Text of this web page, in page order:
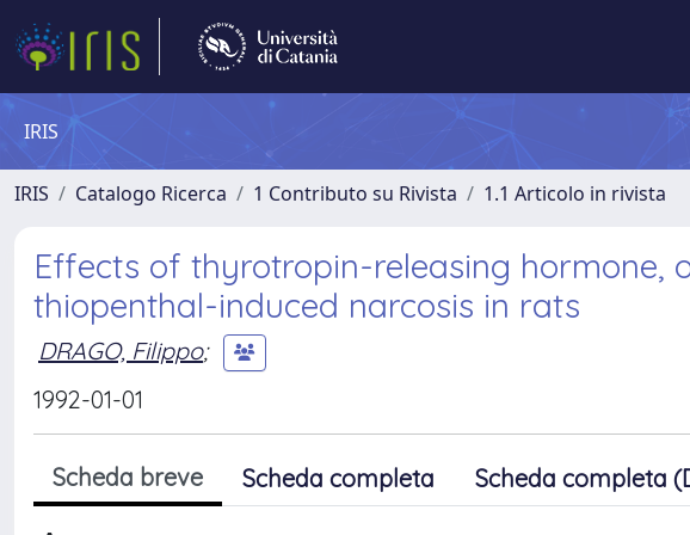
IRIS
IRIS Catalogo Ricerca 1 Contributo su Rivista 1.1 Articolo in rivista
Effects of thyrotropin-releasing hormone,
thiopenthal-induced narcosis in rats
DRAGO, Filippo;
1992-01-01
Scheda breve Scheda completa Scheda completa